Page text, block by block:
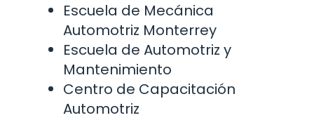
Escuela de Mecánica
Automotriz Monterrey
Escuela de Automotriz y
Mantenimiento
Centro de Capacitación
Automotriz